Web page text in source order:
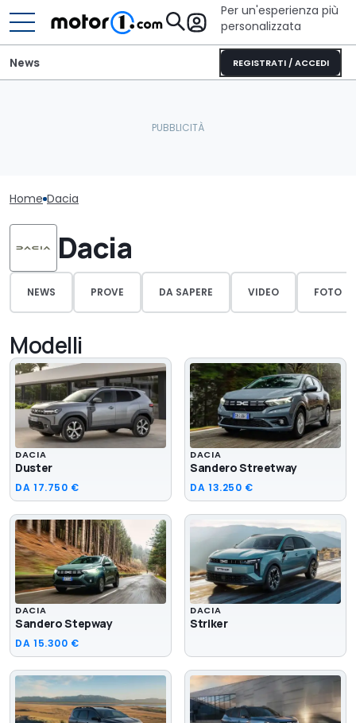
Per un'esperienza più
personalizzata
REGISTRATI / ACCEDI
News
Home Dacia
Dacia
NEWS PROVE DA SAPERE VIDEO FOTO
Modelli
DACIA
Duster
DA 17.750 €
DACIA
Sandero Streetway
DA 13.250 €
DACIA
Sandero Stepway
DA 15.300 €
DACIA
Striker